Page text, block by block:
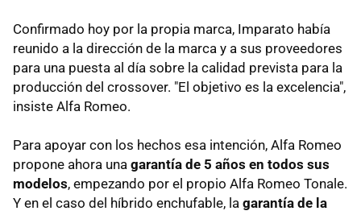
Confirmado hoy por la propia marca, Imparato había
reunido a la dirección de la marca y a sus proveedores
para una puesta al día sobre la calidad prevista para la
producción del crossover. "El objetivo es la excelencia",
insiste Alfa Romeo.
Para apoyar con los hechos esa intención, Alfa Romeo
propone ahora una garantía de 5 años en todos sus
modelos, empezando por el propio Alfa Romeo Tonale.
Y en el caso del híbrido enchufable, la garantía de la